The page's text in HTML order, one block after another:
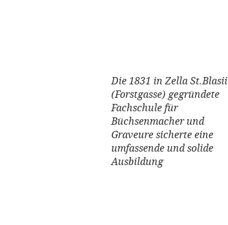
Die 1831 in Zella St.Blasii
(Forstgasse) gegründete
Fachschule für
Büchsenmacher und
Graveure sicherte eine
umfassende und solide
Ausbildung